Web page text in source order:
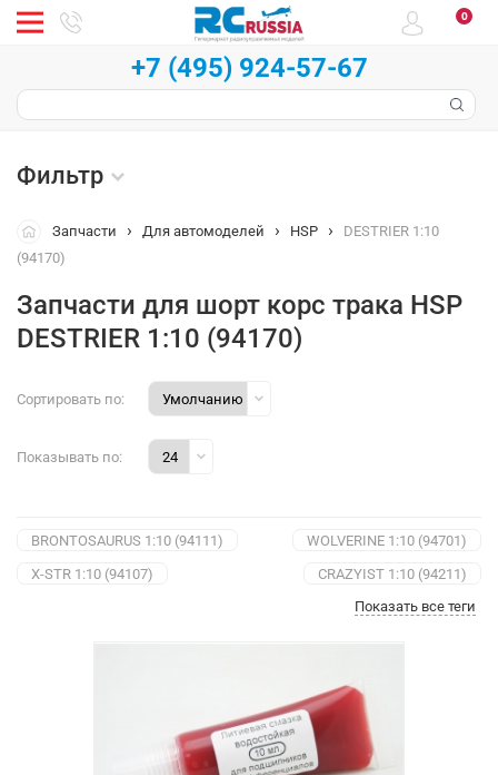
0
+7 (495) 924-57-67
Фильтр
Запчасти Для автомоделей HSP
DESTRIER 1:10
(94170)
Запчасти для шорт корс трака HSP
DESTRIER 1:10 (94170)
Сортировать по:
Показывать по:
BRONTOSAURUS 1:10 (94111)
WOLVERINE 1:10 (94701)
X-STR 1:10 (94107)
CRAZYIST 1:10 (94211)
DESTRIER 1:10 (94170)
Показать все теги